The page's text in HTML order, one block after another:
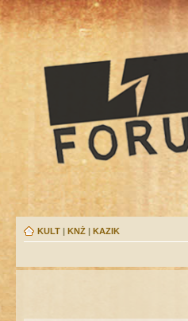
KULT | KNŻ | KAZIK